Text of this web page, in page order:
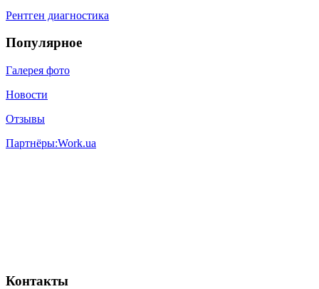
Рентген диагностика
Популярное
Галерея фото
Новости
Отзывы
Партнёры:Work.ua
Контакты